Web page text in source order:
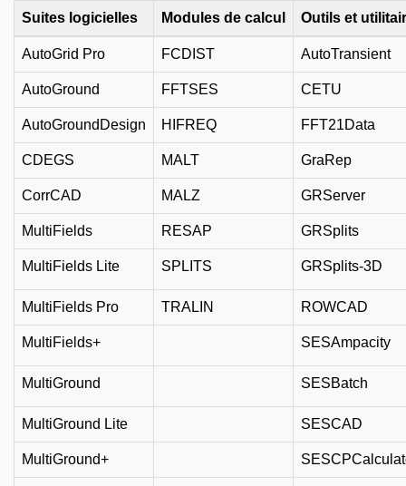
Suites logicielles Modules de calcul Outils et
AutoGrid Pro FCDIST AutoTransient
AutoGround FFTSES CETU
AutoGroundDesign HIFREQ FFT21Data
CDEGS MALT GraRep
CorrCAD MALZ GRServer
MultiFields RESAP GRSplits
MultiFields Lite SPLITS GRSplits-3D
MultiFields Pro TRALIN ROWCAD
MultiFields+ SESAmpacity
MultiGround SESBatch
MultiGround Lite SESCAD
MultiGround+